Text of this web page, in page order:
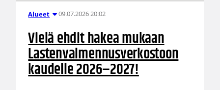
Alueet 09.07.2026 20:02
Vielä ehdit hakea mukaan
Lastenvalmennusverkostoon
kaudelle 2026–2027!